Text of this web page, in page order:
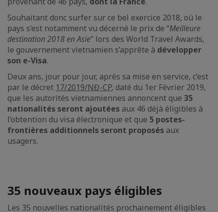
Souhaitant donc surfer sur ce bel exercice 2018, où le
pays s’est notamment vu décerné le prix de “Meilleure
destination 2018 en Asie” lors des World Travel Awards,
le gouvernement vietnamien s’apprête à développer
son e-Visa.
Deux ans, jour pour jour, après sa mise en service, c’est
par le décret 17/2019/NĐ-CP, daté du 1er Février 2019,
que les autorités vietnamiennes annoncent que 35
nationalités seront ajoutées aux 46 déjà éligibles à
l’obtention du visa électronique et que 5 postes-
frontières additionnels seront proposés aux
usagers.
35 nouveaux pays éligibles
Les 35 nouvelles nationalités prochainement éligibles